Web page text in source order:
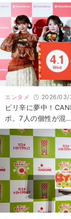
エンタメ 2026/03/
ピリ辛に夢中！
ポ。7人の個性が混…